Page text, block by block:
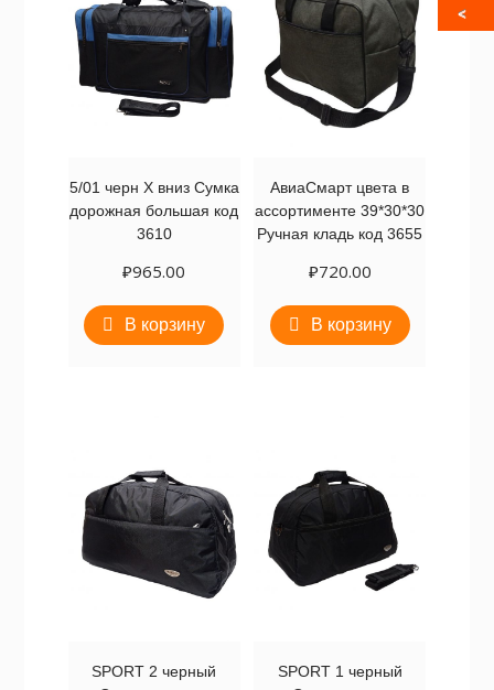
5/01 черн Х вниз Сумка
дорожная большая код
3610
₽965.00
В корзину
АвиаСмарт цвета в
ассортименте 39*30*30
Ручная кладь код 3655
₽720.00
В корзину
SPORT 2 черный
SPORT 1 черный